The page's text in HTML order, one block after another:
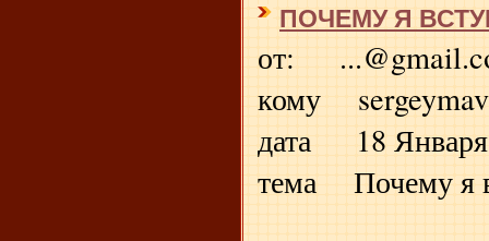
ПОЧЕМУ Я
от:
кому
дата 18 Января
тема Почему я